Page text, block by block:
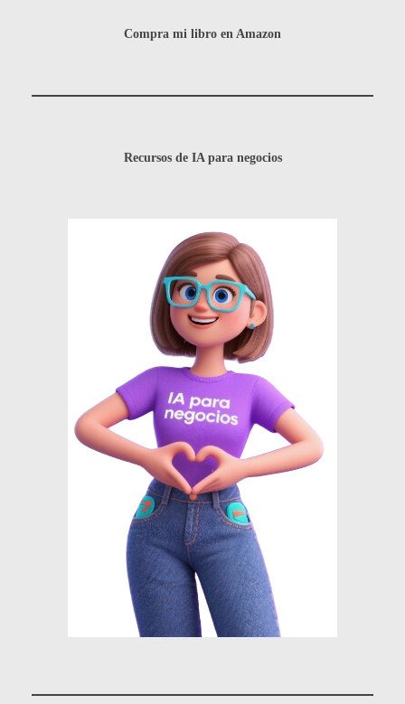
Compra mi libro en Amazon
Recursos de IA para negocios